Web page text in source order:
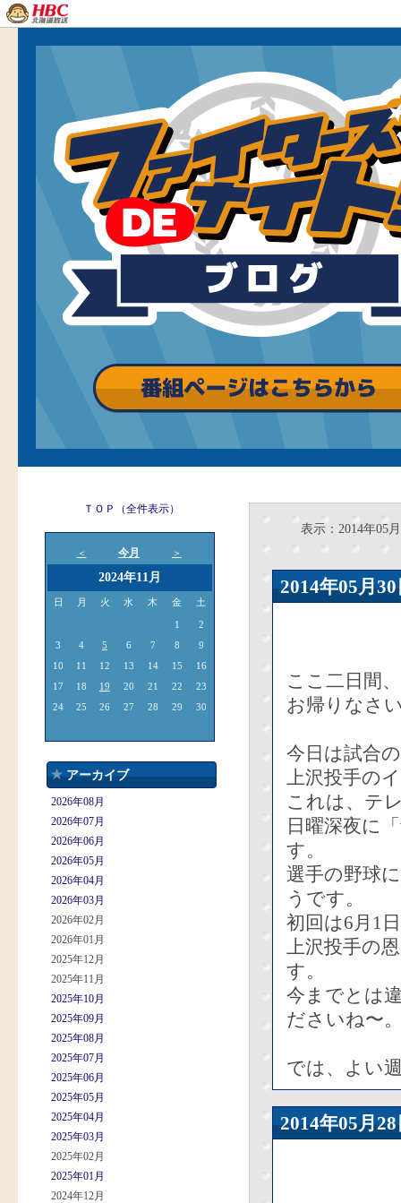
ＴＯＰ（全件表示）
＜ 今月 ＞
2024年11月
日 月 火 水 木 金 土
1
2
3
4 5 6 7 8
9
10
11 12 13 14 15
16
17
18 19 20 21 22
23
24
25 26 27 28 29 30
アーカイブ
2026年08月
2026年07月
2026年06月
2026年05月
2026年04月
2026年03月
2026年02月
2026年01月
2025年12月
2025年11月
2025年10月
2025年09月
2025年08月
2025年07月
2025年06月
2025年05月
2025年04月
2025年03月
2025年02月
2025年01月
2024年12月
表示：2014年05月
2014年05
ここ二日間
お帰りなさ
今日は試合
上沢投手の
これは、テ
日曜深夜に
す。
選手の野球
うです。
初回は6月1
上沢投手の
す。
今までとは
ださいね〜
では、よい
2014年05